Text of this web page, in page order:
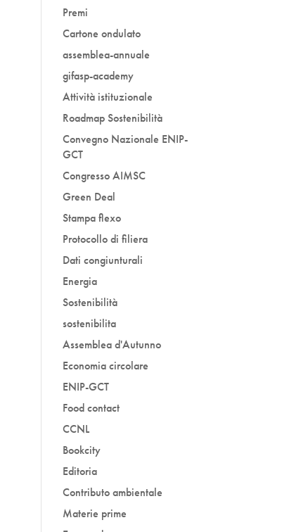
Premi
Cartone ondulato
assemblea-annuale
gifasp-academy
Attività istituzionale
Roadmap Sostenibilità
Convegno Nazionale ENIP-
GCT
Congresso AIMSC
Green Deal
Stampa flexo
Protocollo di filiera
Dati congiunturali
Energia
Sostenibilità
sostenibilita
Assemblea d'Autunno
Economia circolare
ENIP-GCT
Food contact
CCNL
Bookcity
Editoria
Contributo ambientale
Materie prime